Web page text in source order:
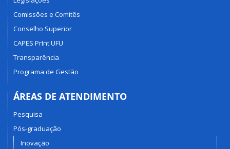
Comissões e Comitês
Conselho Superior
CAPES PrInt UFU
Transparência
Programa de Gestão
ÁREAS DE ATENDIMENTO
Pesquisa
Pós-graduação
Inovação